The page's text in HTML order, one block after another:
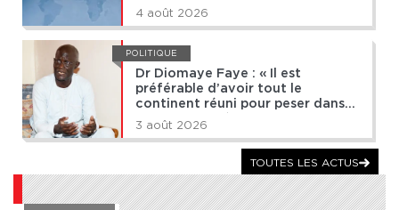
Diop)
4 août 2026
POLITIQUE
Dr Diomaye Faye : « Il est
préférable d’avoir tout le
continent réuni pour peser dans
les grandes décisions du monde »
3 août 2026
TOUTES LES ACTUS